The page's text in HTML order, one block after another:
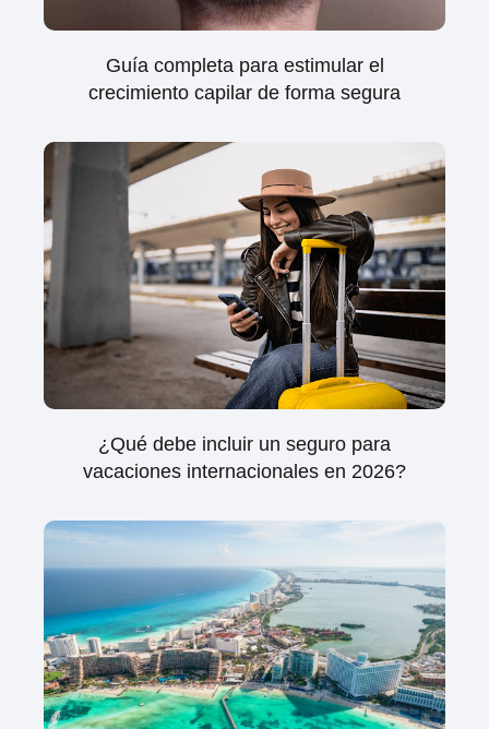
Guía completa para estimular el
crecimiento capilar de forma segura
¿Qué debe incluir un seguro para
vacaciones internacionales en 2026?